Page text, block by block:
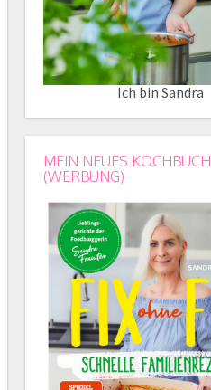
Ich bin Sandra
MEIN NEUES KOCHBUCH
(WERBUNG)